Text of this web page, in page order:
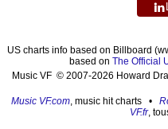
US charts info based on Billboard
based on The Official
Music VF © 2007-2026 Howard
Music VF.com, music hit charts •
VF.fr,